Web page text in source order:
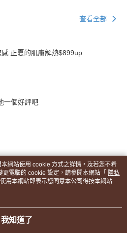
查看全部
感 正夏的肌膚解熱$899up
一個好評吧
網站使用 cookie 方式之詳情，及若您不希
電腦的 cookie 設定，請參閱本網站「 隱私
用本網站即表示您同意本公司得按本網站使
我知道了